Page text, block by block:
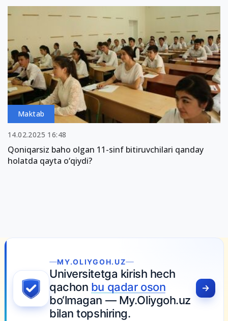
Maktab
14.02.2025 16:48
Qoniqarsiz baho olgan 11-sinf bitiruvchilari qanday
holatda qayta o‘qiydi?
MY.OLIYGOH.UZ
Universitetga kirish hech
qachon bu qadar oson
bo‘lmagan — My.Oliygoh.uz
bilan topshiring.